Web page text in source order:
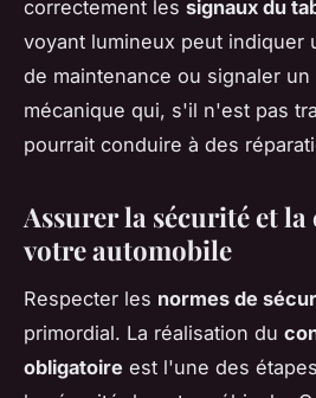
correctement les signaux du
voyant lumineux peut indiquer
de maintenance ou signaler un
mécanique qui, s'il n'est pas
pourrait conduire à des
Assurer la sécurité et
votre automobile
Respecter les normes de
primordial. La réalisation du
obligatoire est l'une des